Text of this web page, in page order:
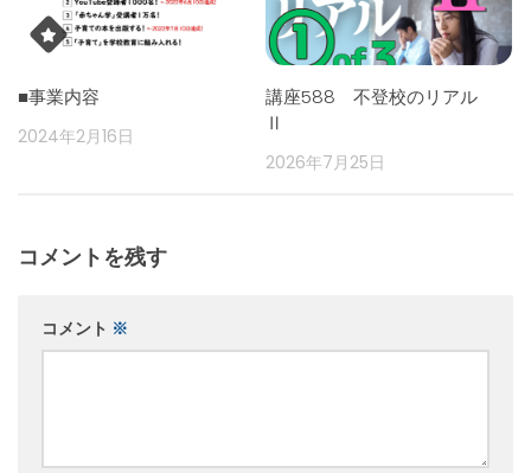
■事業内容
2024年2月16日
講座588 不登校のリアル
Ⅱ
2026年7月25日
コメントを残す
コメント ※